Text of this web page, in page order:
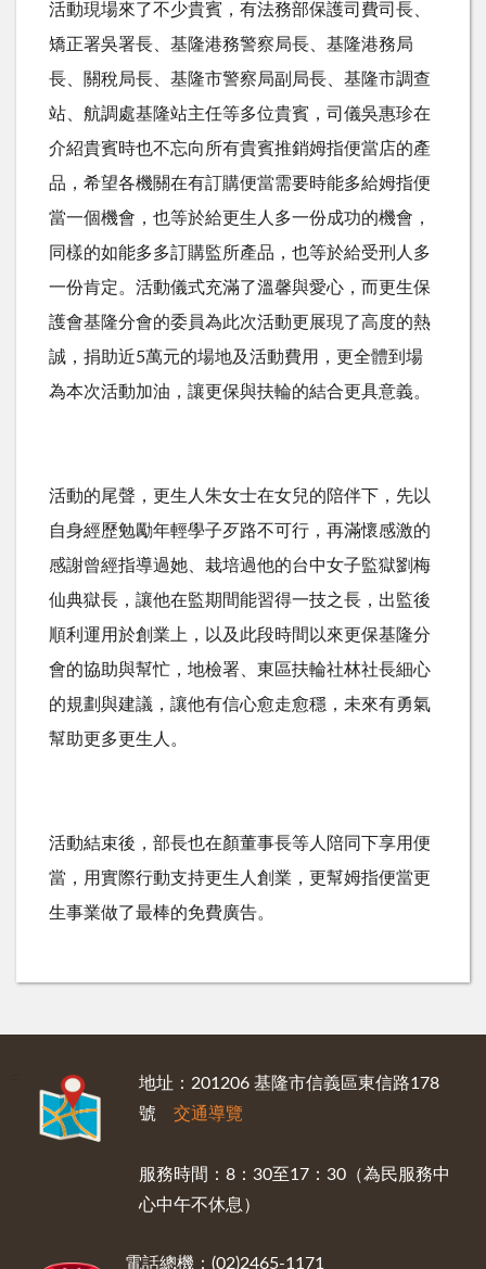
活動現場來了不少貴賓，有法務部保護司費司長、
矯正署吳署長、基隆港務警察局長、基隆港務局
長、關稅局長、基隆市警察局副局長、基隆市調查
站、航調處基隆站主任等多位貴賓，司儀吳惠珍在
介紹貴賓時也不忘向所有貴賓推銷姆指便當店的產
品，希望各機關在有訂購便當需要時能多給姆指便
當一個機會，也等於給更生人多一份成功的機會，
同樣的如能多多訂購監所產品，也等於給受刑人多
一份肯定。活動儀式充滿了溫馨與愛心，而更生保
護會基隆分會的委員為此次活動更展現了高度的熱
誠，捐助近5萬元的場地及活動費用，更全體到場
為本次活動加油，讓更保與扶輪的結合更具意義。
活動的尾聲，更生人朱女士在女兒的陪伴下，先以
自身經歷勉勵年輕學子歹路不可行，再滿懷感激的
感謝曾經指導過她、栽培過他的台中女子監獄劉梅
仙典獄長，讓他在監期間能習得一技之長，出監後
順利運用於創業上，以及此段時間以來更保基隆分
會的協助與幫忙，地檢署、東區扶輪社林社長細心
的規劃與建議，讓他有信心愈走愈穩，未來有勇氣
幫助更多更生人。
活動結束後，部長也在顏董事長等人陪同下享用便
當，用實際行動支持更生人創業，更幫姆指便當更
生事業做了最棒的免費廣告。
地址：201206 基隆市信義區東信路178
號 交通導覽
服務時間：8：30至17：30（為民服務中
心中午不休息）
電話總機：(02)2465-1171